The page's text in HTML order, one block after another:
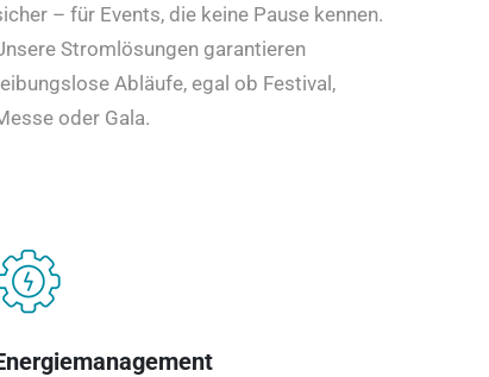
– für Events, die keine Pause kennen.
Stromlösungen garantieren
Abläufe, egal ob Festival,
oder Gala.